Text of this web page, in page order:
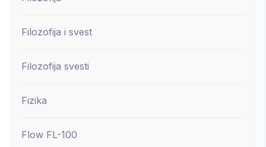
Filozofija i svest
Filozofija svesti
Fizika
Flow FL-100